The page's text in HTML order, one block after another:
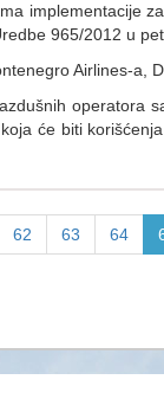
implementacije
965/2012 u
Airlines-a,
operatora
će biti
62 63 64